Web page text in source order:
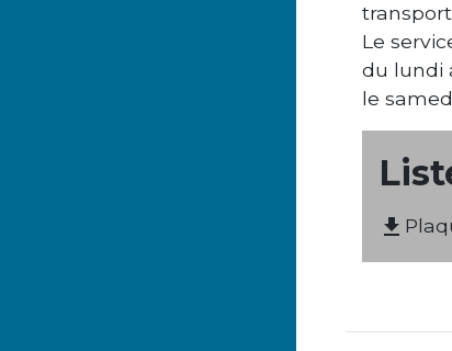
Le
du lundi
le
file_download